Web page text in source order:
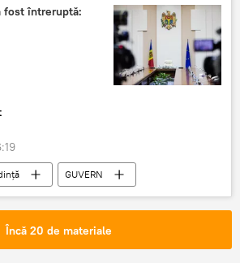
fost întreruptă:
GUVERN
Republicii Moldova
Încă 20 de materiale